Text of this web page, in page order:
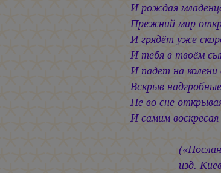
И рождая
Прежний мир
И грядёт уже
И тебя в твоём
И падёт на колени
Вскрыв
Не во сне
И самим
изд.